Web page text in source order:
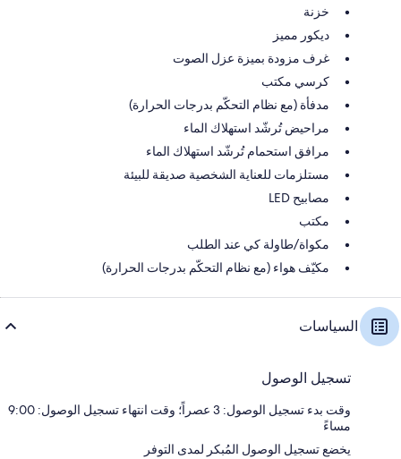
خزنة
ديكور مميز
غرف مزودة بميزة عزل الصوت
كرسي مكتب
مدفأة (مع نظام التحكّم بدرجات الحرارة)
مراحيض تُرشّد استهلاك الماء
مرافق استحمام تُرشّد استهلاك الماء
مستلزمات للعناية الشخصية صديقة للبيئة
مصابيح LED
مكتب
مكواة/طاولة كي عند الطلب
مكيّف هواء (مع نظام التحكّم بدرجات الحرارة)
السياسات
تسجيل الوصول
وقت بدء تسجيل الوصول: 3 عصراً؛ وقت انتهاء تسجيل الوصول: 9:00
مساءً
يخضع تسجيل الوصول المُبكر لمدى التوفر